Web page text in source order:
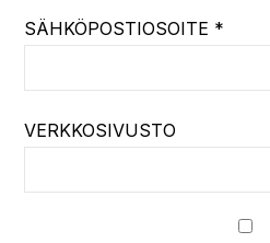
SÄHKÖPOSTIOSOITE *
VERKKOSIVUSTO